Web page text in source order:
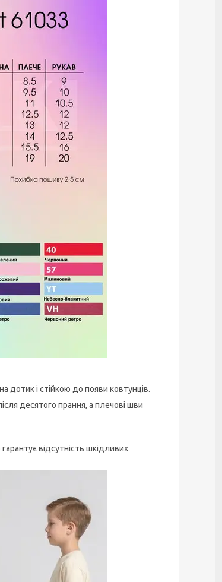
і стійкою до появи ковтунців.
десятого прання, а плечові шви
відсутність шкідливих